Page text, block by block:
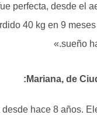
perfecta, desde el
40 kg en 9
sueño
Mariana, de